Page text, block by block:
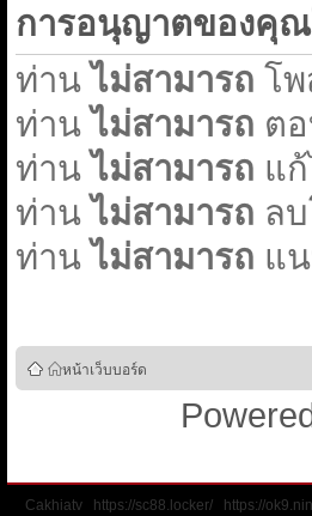
การอนุญาตของคุ
ท่านไม่สามารถ โ
ท่านไม่สามารถ ต
ท่านไม่สามารถ แ
ท่านไม่สามารถ ล
ท่านไม่สามารถ แ
หน้าเว็บบอร์ด
Cakhiatv https://sc88.locker/ https://